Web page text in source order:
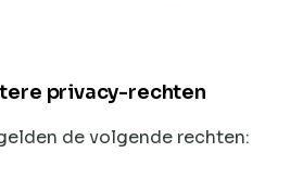
privacy-rechten
de volgende rechten: